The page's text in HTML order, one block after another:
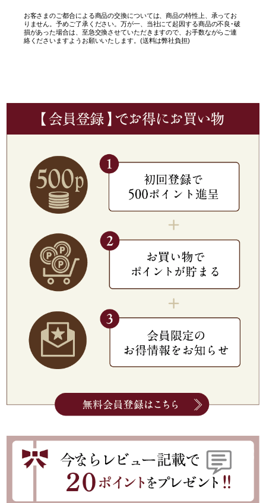
お客さまのご都合による商品の交換については、商品の特性上、承ってお
りません。予めご了承ください。万が一、当社にて起因する商品の不良･破
損があった場合は、至急交換させていただきますので、お手数ながらご連
絡くださいますようお願いいたします。(送料は弊社負担)